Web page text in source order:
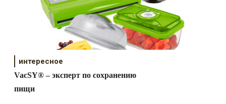
интересное
VacSY® – эксперт по сохранению
пищи